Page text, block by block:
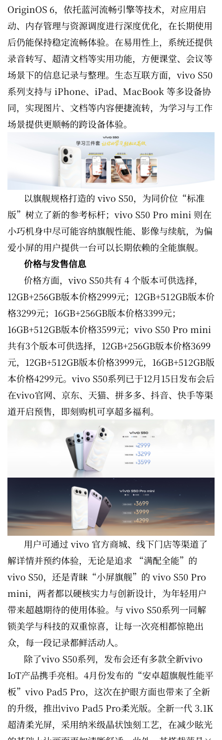
OriginOS 6，依托蓝河流畅引擎等技术，对应用启
动、内存管理与资源调度进行深度优化，在长期使用
后仍能保持稳定流畅体验。在易用性上，系统还提供
录音转写、超清文档等实用功能，方便课堂、会议等
场景下的信息记录与整理。生态互联方面，vivo S50
系列支持与 iPhone、iPad、MacBook 等多设备协
同，实现图片、文档等内容便捷流转，为学习与工作
场景提供更顺畅的跨设备体验。
以旗舰规格打造的 vivo S50，为同价位“标准
版”树立了新的参考标杆；vivo S50 Pro mini 则在
小巧机身中尽可能容纳旗舰性能、影像与续航，为偏
爱小屏的用户提供一台可以长期依赖的全能旗舰。
价格与发售信息
价格方面，vivo S50共有 4 个版本可供选择，
12GB+256GB版本价格2999元；12GB+512GB版本价
格3299元；16GB+256GB版本价格3399元；
16GB+512GB版本价格3599元；vivo S50 Pro mini
共有3个版本可供选择，12GB+256GB版本价格3699
元，12GB+512GB版本价格3999元，16GB+512GB版
本价格4299元。vivo S50系列已于12月15日发布会后
在vivo官网、京东、天猫、拼多多、抖音、快手等渠
道开启预售，即刻购机可享超多福利。
用户可通过 vivo 官方商城、线下门店等渠道了
解详情并预约体验，无论是追求 “满配全能”的
vivo S50，还是青睐“小屏旗舰”的 vivo S50 Pro
mini，两者都以硬核实力与创新设计，为年轻用户
带来超越期待的使用体验。与 vivo S50系列一同解
锁美学与科技的双重惊喜，让每一次亮相都惊艳出
众，每一段记录都鲜活动人。
除了vivo S50系列，发布会还有多款全新vivo
IoT产品携手亮相。4月份发布的“安卓超旗舰性能平
板”vivo Pad5 Pro，这次在护眼方面也带来了全新
的升级，推出vivo Pad5 Pro柔光版。全新一代 3.1K
超清柔光屏，采用纳米级晶状蚀刻工艺，在减少眩光